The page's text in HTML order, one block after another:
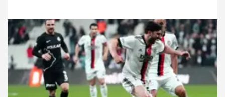
yaşayabileceksiniz.
24.04.2022 İddaa